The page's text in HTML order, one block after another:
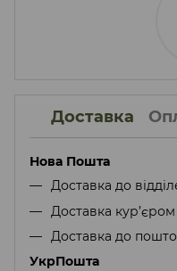
Доставка
Нова Пошта
Доставка до
Доставка
Доставка до
УкрПошта